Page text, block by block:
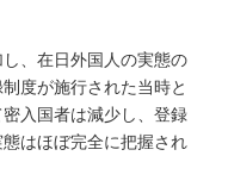
、在日外国人の実態の
度が施行された当時と
入国者は減少し、登録
はほぼ完全に把握され